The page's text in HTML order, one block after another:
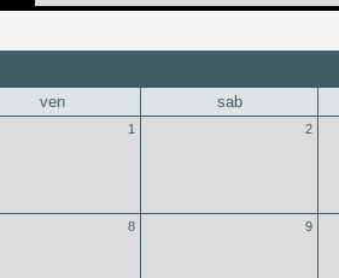
ven sab
1 2
8 9